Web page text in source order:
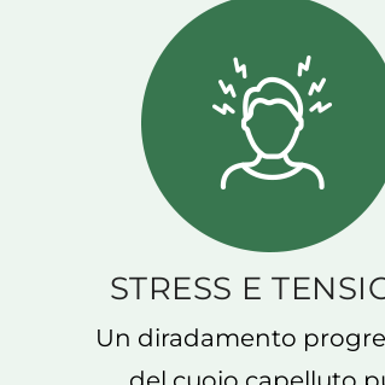
STRESS E
Un diradamento